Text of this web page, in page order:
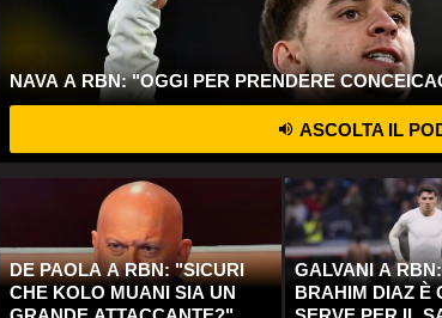
NAVA A RBN: "OGGI PER PRENDERE
ASCOLTA IL
DE PAOLA A RBN: "SICURI
CHE KOLO MUANI SIA UN
GALVANI A
BRAHIM DIAZ È